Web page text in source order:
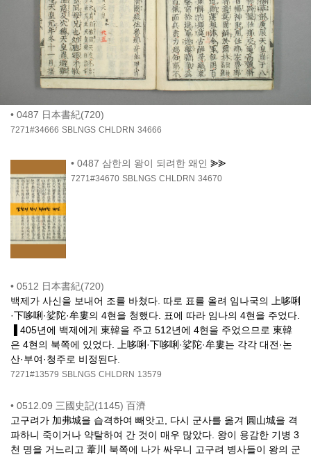
• 0487 日本書紀(720)
7271#34666 SBLNGS CHLDRN 34666
• 0487 삼한의 왕이 되려한 왜인 ⪢⪢
7271#34670 SBLNGS CHLDRN 34670
• 0512 日本書紀(720)
백제가 사신을 보내어 조를 바쳤다. 따로 표를 올려 임나국의 上哆唎
·下哆唎·娑陀·牟婁의 4현을 청했다. 표에 따라 임나의 4현을 주었다.
▐ 405년에 백제에게 東韓을 주고 512년에 4현을 주었으므로 東韓
은 4현의 북쪽에 있었다. 上哆唎·下哆唎·娑陀·牟婁는 각각 대전·논
산·부여·청주로 비정된다.
7271#13579 SBLNGS CHLDRN 13579
• 0512.09 三國史記(1145) 百濟
고구려가 加弗城을 습격하여 빼앗고, 다시 군사를 옮겨 圓山城을 격
파하니 죽이거나 약탈하여 간 것이 매우 많았다. 왕이 용감한 기병 3
천 명을 거느리고 葦川 북쪽에 나가 싸우니 고구려 병사들이 왕의 군